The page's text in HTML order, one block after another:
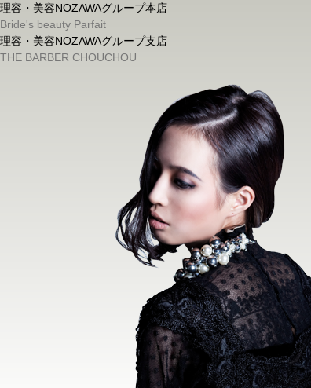
理容・美容NOZAWAグループ本店
Bride's beauty Parfait
理容・美容NOZAWAグループ支店
THE BARBER CHOUCHOU